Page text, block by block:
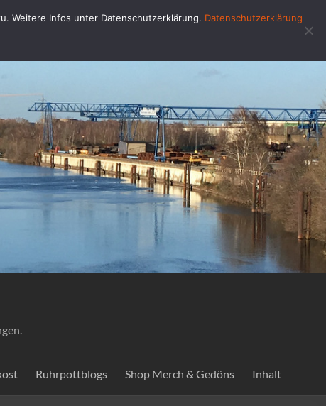
Ruhrpottblogs Shop Merch & Gedöns Inhalt
Weitere Infos unter Datenschutzerklärung. Datenschutzerklärung